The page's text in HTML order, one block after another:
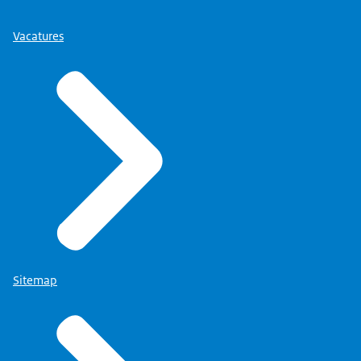
Vacatures
Sitemap